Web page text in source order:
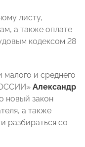
листу,
а также оплате
кодексом 28
малого и среднего
Александр
новый закон
а также
разбираться со